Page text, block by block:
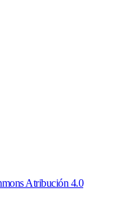
Atribución 4.0